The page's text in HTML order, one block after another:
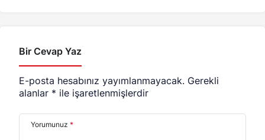
Bir Cevap Yaz
E-posta hesabınız yayımlanmayacak. Gerekli
alanlar * ile işaretlenmişlerdir
Yorumunuz *